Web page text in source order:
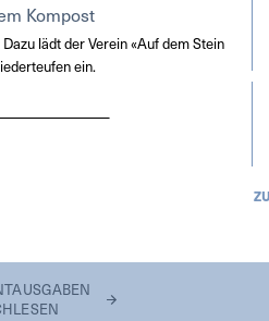
Kompost
lädt der Verein «Auf dem Stein
ein.